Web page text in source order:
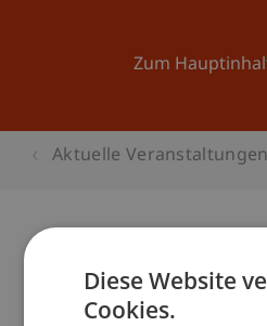
Zum
Aktuelle Veranstaltungen
Startveranstaltung
Wettbewerb
Diese Website
Cookies.